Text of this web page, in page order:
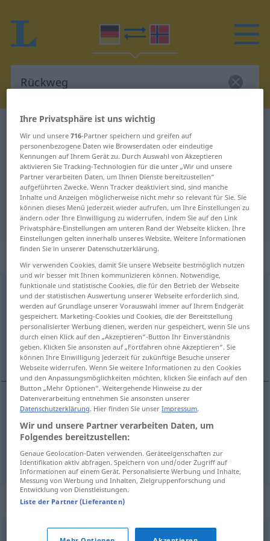
Deutsch-Norwegisch Wörterbuch
Deutsch-Norwegisch Übersetzung
für "Rückweg"
"Rückweg" Norwegisch
Übersetzung
„Rückweg“: Maskulinum
Rückwegm
Übersicht aller Übersetzungen
(Für mehr Details die Übersetzung anklicken/antippen)
på tilbakeveien
Beispiele
auf dem Rückweg
tilbakeveien
Synonyme für "Rückweg"
Ihre Privatsphäre ist uns wichtig
Wir und unsere716-Partner speichern und greifen auf
personenbezogene Daten wie Browserdaten oder eindeutige
Kennungen auf Ihrem Gerät zu. Durch Auswahl von Akzeptieren
aktivieren Sie Tracking-Technologien für die unter „Wir und unsere
Partner verarbeiten Daten, um Ihnen Dienste bereitzustellen“
aufgeführten Zwecke. Wenn Tracker deaktiviert sind, sind manche
Inhalte und Anzeigen möglicherweise nicht mehr so relevant für Sie. Sie
können dieses Menü jederzeit wieder aufrufen, um Ihre Einstellungen zu
ändern oder Ihre Einwilligung zu widerrufen, indem Sie auf den Link
Privatsphäre-Einstellungen am unteren Rand der Webseite klicken. Ihre
Einstellungen gelten innerhalb unseres Website. Weitere Informationen
finden Sie in unserer Datenschutzerklärung.
Wir verwenden Cookies, damit Sie unsere Webseite bestmöglich nutzen
und wir besser mit Ihnen kommunizieren können. Notwendige,
funktionale und statistische Cookies, die für den Betrieb der Webseite
und der statistischen Auswertung unserer Webseite erforderlich sind,
werden auf Grundlage unserer Vorauswahl immer auf Ihrem Endgerät
gespeichert. Marketing-Cookies und Cookies, die der Bereitstellung
personalisierter Werbung dienen, werden nur gespeichert, wenn Sie uns
durch einen Klick auf den „Akzeptieren“-Button Ihr Einverständnis
geben. Klicken Sie ansonsten auf „Fortfahren ohne Akzeptieren“. Sie
können Ihre Einwilligung jederzeit für zukünftige Besuche unserer
Webseite widerrufen. Wenn Sie weitere Informationen zu den Cookies
und den Anpassungsmöglichkeiten möchten, klicken Sie einfach auf den
Button „Mehr Optionen“. Weitergehende Hinweise zu der
Datenverarbeitung entnehmen Sie ansonsten unserer
Datenschutzerklärung. Hier finden Sie unserImpressum.
Wir und unsere Partner verarbeiten Daten, um
Folgendes bereitzustellen:
Genaue Geolocation-Daten verwenden. Geräteeigenschaften zur
Identifikation aktiv abfragen. Speichern von und/oder Zugriff auf
Informationen auf einem Gerät. Personalisierte Werbung und Inhalte,
Messung von Werbung und Inhalten, Zielgruppenforschung und
Entwicklung von Dienstleistungen.
Liste der Partner (Lieferanten)